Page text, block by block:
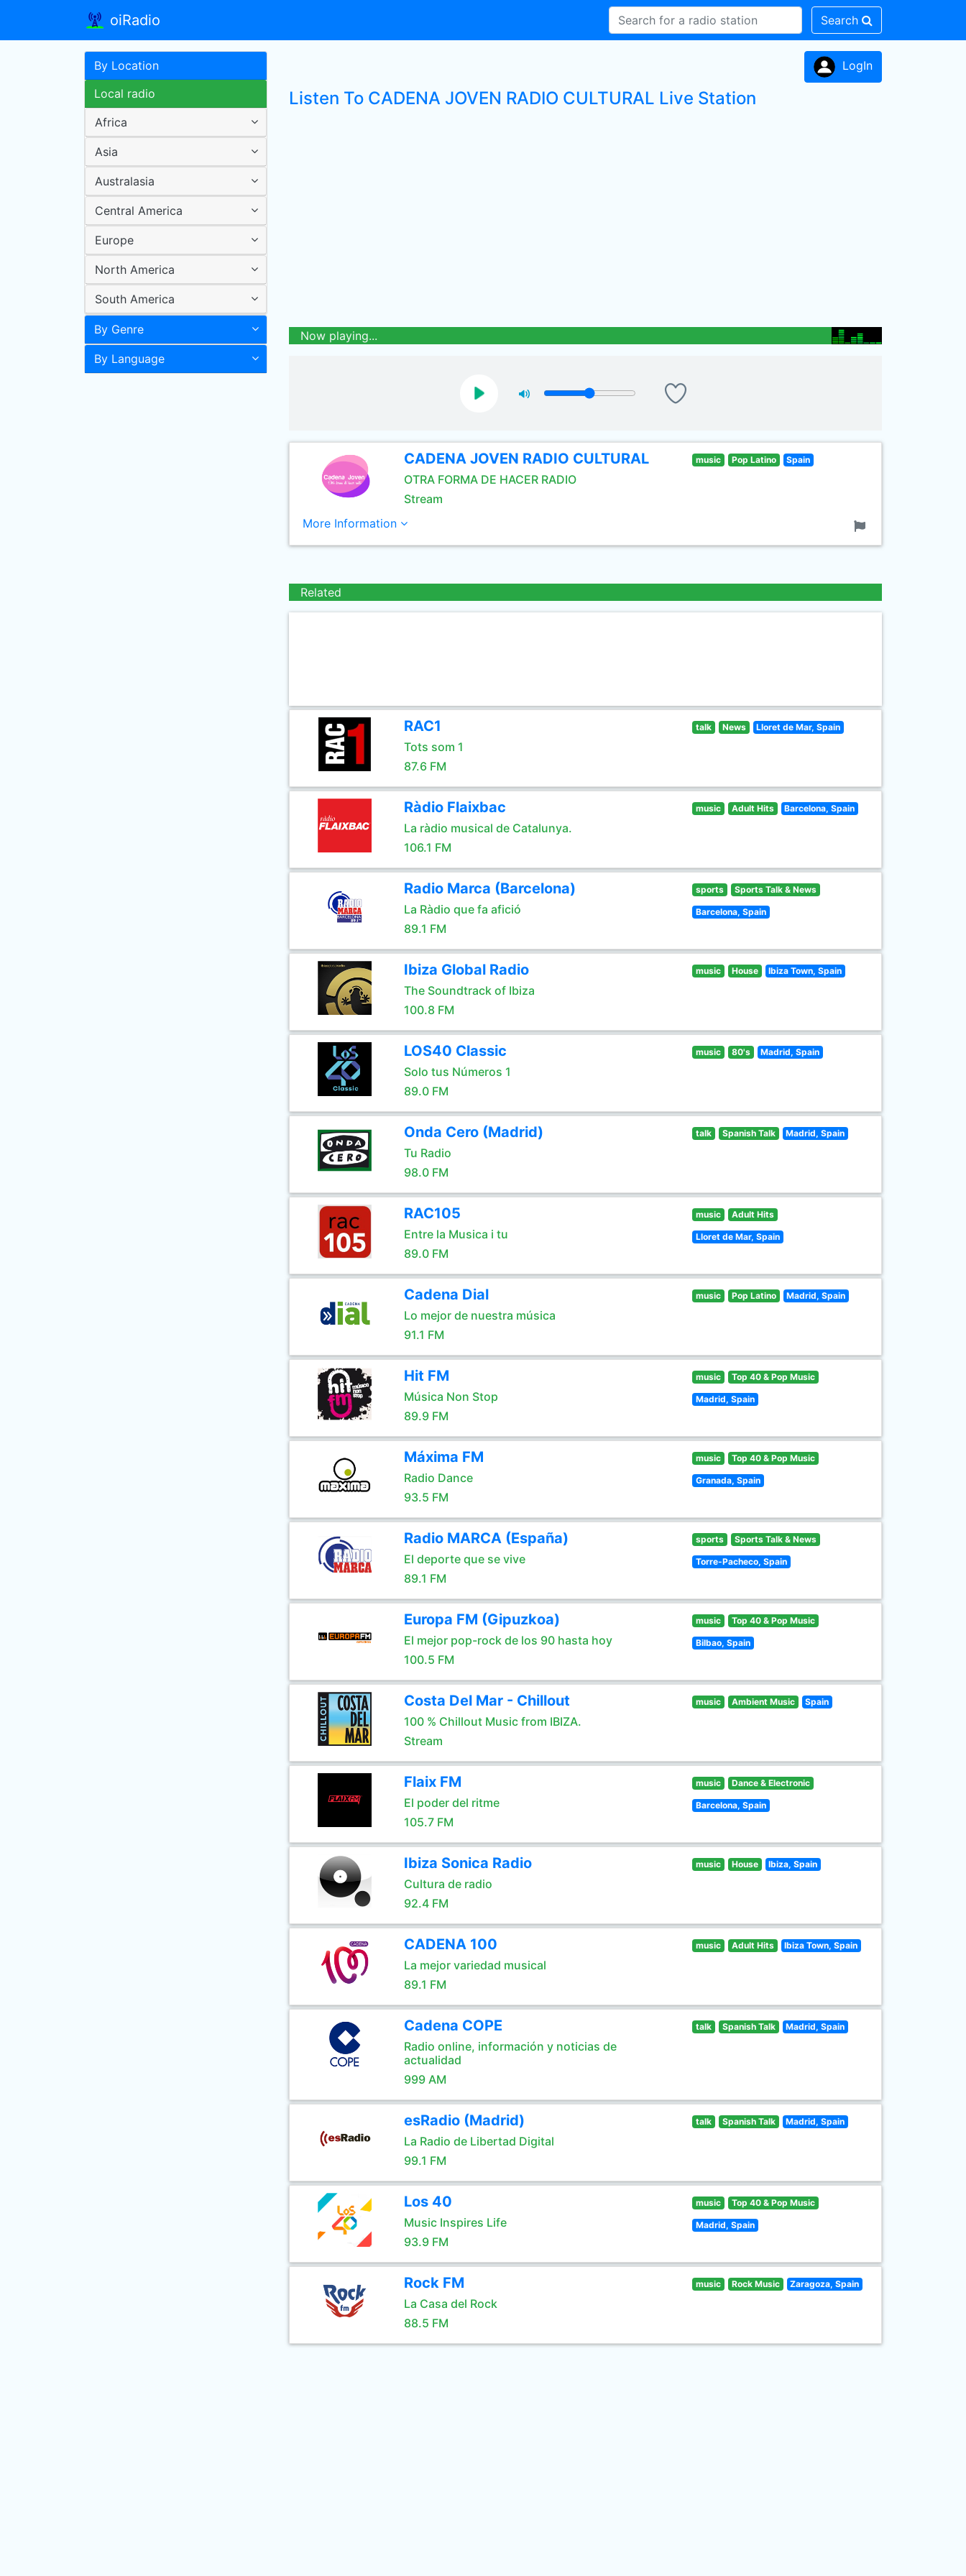
oiRadio Search
By Location
Local radio
Africa
Asia
Australasia
Central America
Europe
North America
South America
By Genre
By Language
LogIn
Listen To CADENA JOVEN RADIO CULTURAL Live Station
Now playing...
CADENA JOVEN RADIO CULTURAL
OTRA FORMA DE HACER RADIO
Stream
music Pop Latino Spain
More Information
Related
RAC1
Tots som 1
87.6 FM
talk News Lloret de Mar, Spain
Ràdio Flaixbac
La ràdio musical de Catalunya.
106.1 FM
music Adult Hits Barcelona, Spain
Radio Marca (Barcelona)
La Ràdio que fa afició
89.1 FM
sports Sports Talk & News
Barcelona, Spain
Ibiza Global Radio
The Soundtrack of Ibiza
100.8 FM
music House Ibiza Town, Spain
LOS40 Classic
Solo tus Números 1
89.0 FM
music 80's Madrid, Spain
Onda Cero (Madrid)
Tu Radio
98.0 FM
talk Spanish Talk Madrid, Spain
RAC105
Entre la Musica i tu
89.0 FM
music Adult Hits
Lloret de Mar, Spain
Cadena Dial
Lo mejor de nuestra música
91.1 FM
music Pop Latino Madrid, Spain
Hit FM
Música Non Stop
89.9 FM
music Top 40 & Pop Music
Madrid, Spain
Máxima FM
Radio Dance
93.5 FM
music Top 40 & Pop Music
Granada, Spain
Radio MARCA (España)
El deporte que se vive
89.1 FM
sports Sports Talk & News
Torre-Pacheco, Spain
Europa FM (Gipuzkoa)
El mejor pop-rock de los 90 hasta hoy
100.5 FM
music Top 40 & Pop Music
Bilbao, Spain
Costa Del Mar - Chillout
100 % Chillout Music from IBIZA.
Stream
music Ambient Music Spain
Flaix FM
El poder del ritme
105.7 FM
music Dance & Electronic
Barcelona, Spain
Ibiza Sonica Radio
Cultura de radio
92.4 FM
music House Ibiza, Spain
CADENA 100
La mejor variedad musical
89.1 FM
music Adult Hits Ibiza Town, Spain
Cadena COPE
Radio online, información y noticias de
actualidad
999 AM
talk Spanish Talk Madrid, Spain
esRadio (Madrid)
La Radio de Libertad Digital
99.1 FM
talk Spanish Talk Madrid, Spain
Los 40
Music Inspires Life
93.9 FM
music Top 40 & Pop Music
Madrid, Spain
Rock FM
La Casa del Rock
88.5 FM
music Rock Music Zaragoza, Spain